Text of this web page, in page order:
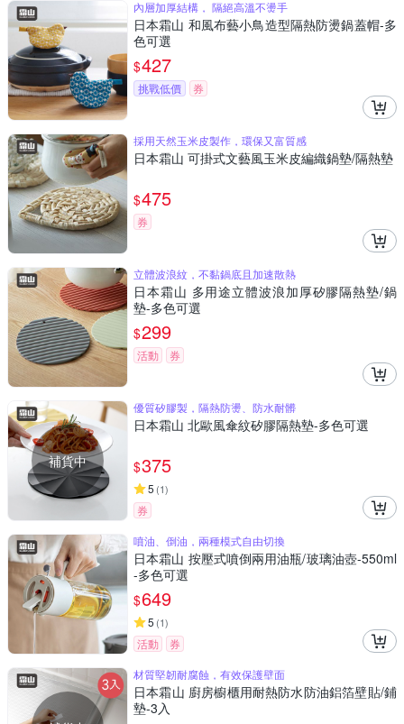
內層加厚結構， 隔絕高溫不燙手
日本霜山 和風布藝小鳥造型隔熱防燙鍋蓋帽-多
色可選
$427
挑戰低價 券
採用天然玉米皮製作，環保又富質感
日本霜山 可掛式文藝風玉米皮編織鍋墊/隔熱墊
$475
券
立體波浪紋，不黏鍋底且加速散熱
日本霜山 多用途立體波浪加厚矽膠隔熱墊/鍋
墊-多色可選
$299
活動 券
補貨中
優質矽膠製，隔熱防燙、防水耐髒
日本霜山 北歐風傘紋矽膠隔熱墊-多色可選
$375
5 (1)
券
噴油、倒油，兩種模式自由切換
日本霜山 按壓式噴倒兩用油瓶/玻璃油壺-550ml
-多色可選
$649
5 (1)
活動 券
材質堅韌耐腐蝕，有效保護壁面
日本霜山 廚房櫥櫃用耐熱防水防油鋁箔壁貼/鋪
墊-3入